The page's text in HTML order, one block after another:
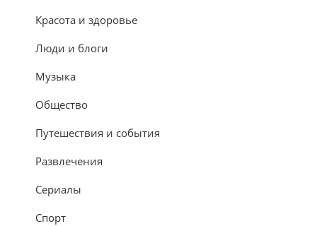
Красота и здоровье
Люди и блоги
Музыка
Общество
Путешествия и события
Развлечения
Сериалы
Спорт